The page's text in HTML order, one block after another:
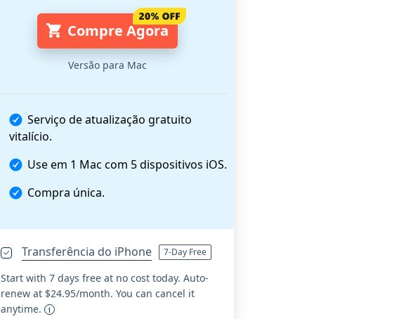
Compre Agora
Versão para Mac
Serviço de atualização gratuito
vitalício.
Use em 1 Mac com 5 dispositivos iOS.
Compra única.
Transferência do iPhone 7-Day Free
Start with 7 days free at no cost today. Auto-
renew at $24.95/month. You can cancel it
anytime.